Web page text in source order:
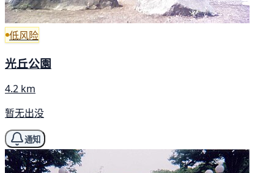
低风险
光丘公園
4.2 km
暂无出没
通知